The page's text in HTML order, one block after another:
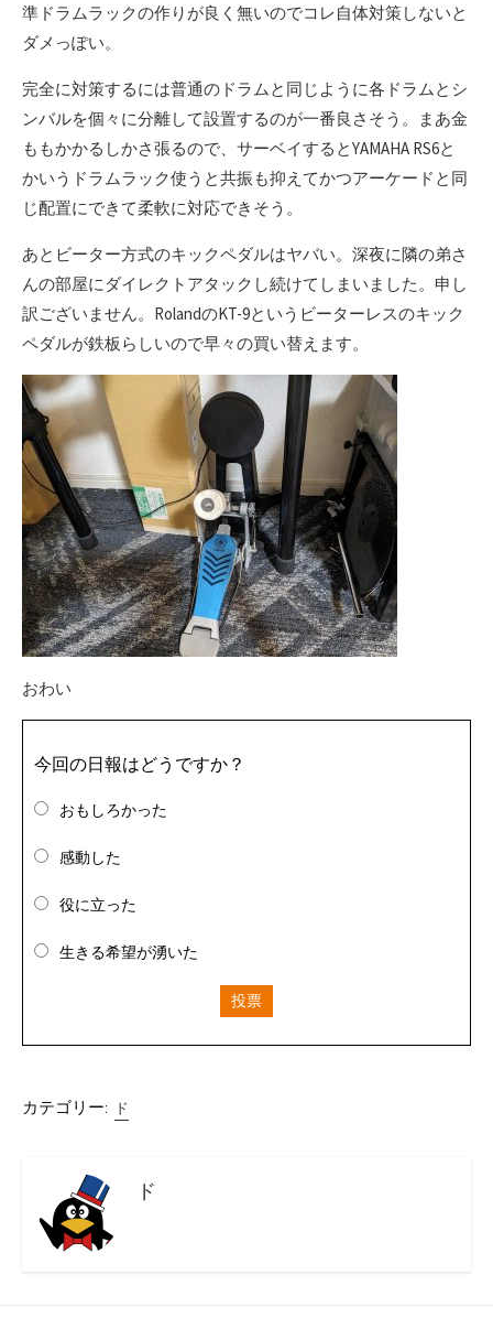
準ドラムラックの作りが良く無いのでコレ自体対策しないと
ダメっぽい。
完全に対策するには普通のドラムと同じように各ドラムとシ
ンバルを個々に分離して設置するのが一番良さそう。まあ金
ももかかるしかさ張るので、サーベイするとYAMAHA RS6と
かいうドラムラック使うと共振も抑えてかつアーケードと同
じ配置にできて柔軟に対応できそう。
あとビーター方式のキックペダルはヤバい。深夜に隣の弟さ
んの部屋にダイレクトアタックし続けてしまいました。申し
訳ございません。RolandのKT-9というビーターレスのキック
ペダルが鉄板らしいので早々の買い替えます。
おわい
今回の日報はどうですか？
おもしろかった
感動した
役に立った
生きる希望が湧いた
投票
カテゴリー: ド
ド